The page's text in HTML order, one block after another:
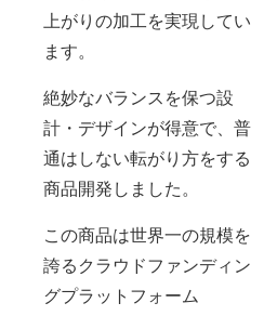
上がりの加工を実現してい
ます。
絶妙なバランスを保つ設
計・デザインが得意で、普
通はしない転がり方をする
商品開発しました。
この商品は世界一の規模を
誇るクラウドファンディン
グプラットフォーム